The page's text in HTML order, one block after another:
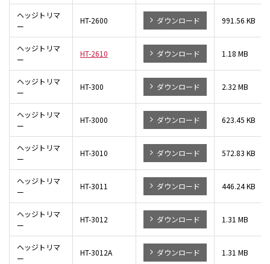
ヘッジトリマ
ー
HT-2600 ダウンロード 991.56 KB
ヘッジトリマ
ー
HT-2610 ダウンロード 1.18 MB
ヘッジトリマ
ー
HT-300 ダウンロード 2.32 MB
ヘッジトリマ
ー
HT-3000 ダウンロード 623.45 KB
ヘッジトリマ
ー
HT-3010 ダウンロード 572.83 KB
ヘッジトリマ
ー
HT-3011 ダウンロード 446.24 KB
ヘッジトリマ
ー
HT-3012 ダウンロード 1.31 MB
ヘッジトリマ
ー
HT-3012A ダウンロード 1.31 MB